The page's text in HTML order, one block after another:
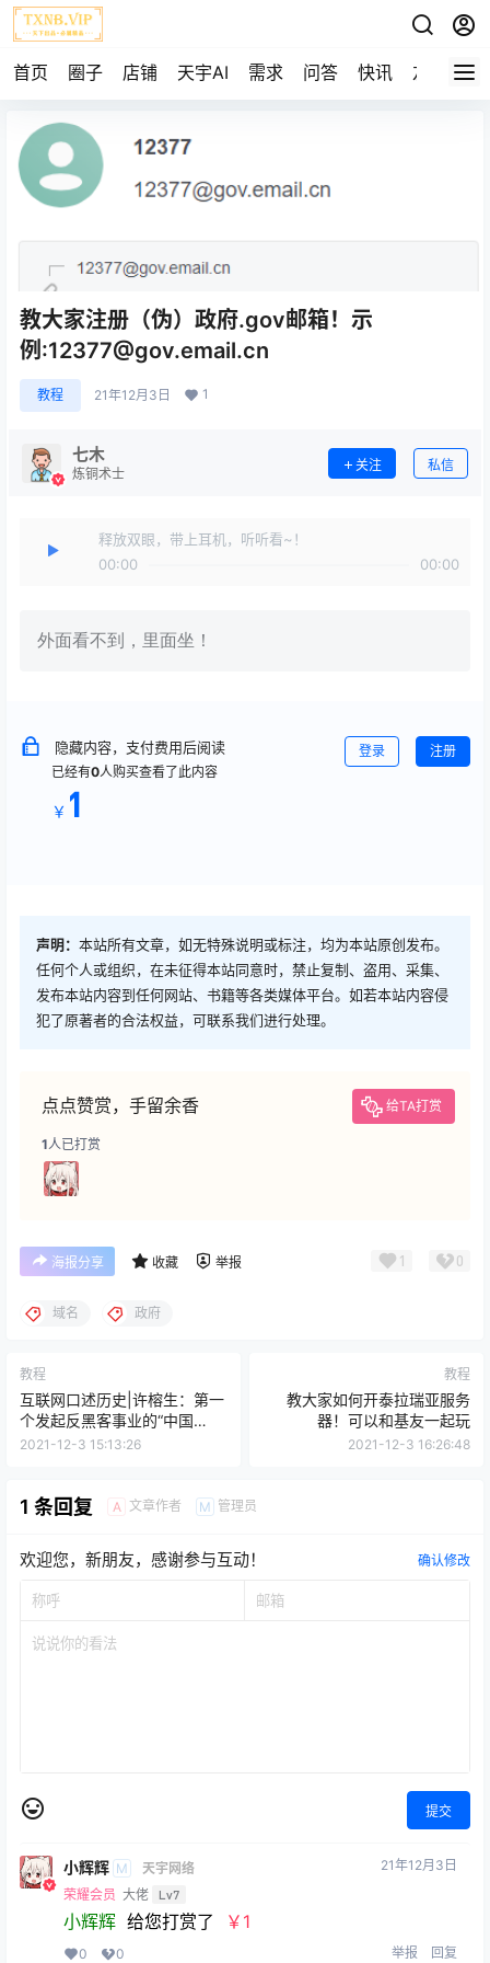
首页 圈子 店铺 天宇AI 需求 问答 快讯 友链
教大家注册（伪）政府.gov邮箱！示
例:12377@gov.email.cn
教程 21年12月3日 1
七木
炼铜术士
关注 私信
释放双眼，带上耳机，听听看~！
00:00
00:00
外面看不到，里面坐！
隐藏内容，支付费用后阅读
已经有0人购买查看了此内容
￥ 1
登录 注册
声明： 本站所有文章，如无特殊说明或标注，均为本站原创发布。
任何个人或组织，在未征得本站同意时，禁止复制、盗用、采集、
发布本站内容到任何网站、书籍等各类媒体平台。如若本站内容侵
犯了原著者的合法权益，可联系我们进行处理。
点点赞赏，手留余香 给TA打赏
1人已打赏
海报分享 收藏 举报 1 0
域名 政府
教程
互联网口述历史|许榕生：第一
个发起反黑客事业的“中国
Internet之父”
2021-12-3 15:13:26
教程
教大家如何开泰拉瑞亚服务
器！可以和基友一起玩
2021-12-3 16:26:48
1 条回复 A 文章作者 M 管理员
欢迎您，新朋友，感谢参与互动！ 确认修改
提交
小辉辉 M
天宇网络
荣耀会员 大佬 Lv7
21年12月3日
小辉辉 给您打赏了 ￥1
0 0 举报 回复